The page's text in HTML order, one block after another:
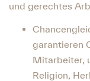
und gerechtes
garantieren
Mitarbeiter,
Religion,